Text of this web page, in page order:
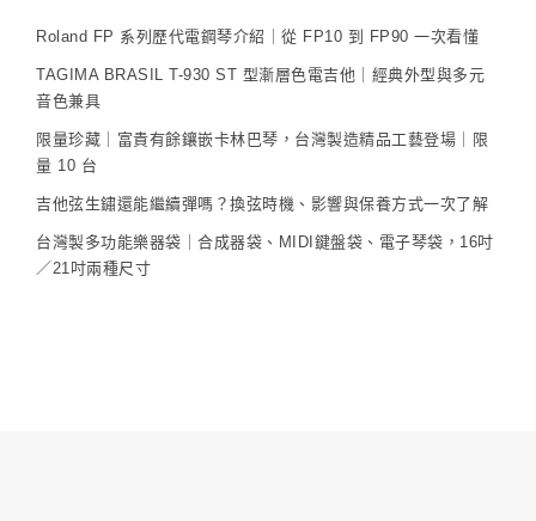
Roland FP 系列歷代電鋼琴介紹｜從 FP10 到 FP90 一次看懂
TAGIMA BRASIL T-930 ST 型漸層色電吉他｜經典外型與多元
音色兼具
限量珍藏｜富貴有餘鑲嵌卡林巴琴，台灣製造精品工藝登場｜限
量 10 台
吉他弦生鏽還能繼續彈嗎？換弦時機、影響與保養方式一次了解
台灣製多功能樂器袋｜合成器袋、MIDI鍵盤袋、電子琴袋，16吋
／21吋兩種尺寸